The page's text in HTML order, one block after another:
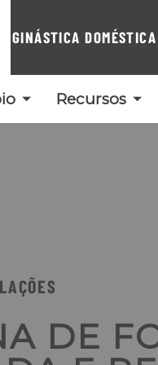
GINÁSTICA DOMÉSTICA
Recursos
DE